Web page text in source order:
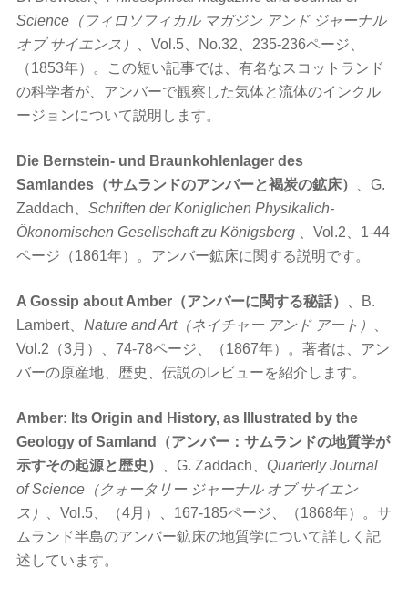
Science（フィロソフィカル マガジン アンド ジャーナル
オブ サイエンス）
、Vol.5、No.32、235-236ページ、
（1853年）。この短い記事では、有名なスコットランド
の科学者が、アンバーで観察した気体と流体のインクル
ージョンについて説明します。
Die Bernstein- und Braunkohlenlager des
Samlandes（サムランドのアンバーと褐炭の鉱床）
、G.
Zaddach、 Schriften der Koniglichen Physikalich-
Ökonomischen Gesellschaft zu Königsberg
、Vol.2、1-44
ページ（1861年）。アンバー鉱床に関する説明です。
A Gossip about Amber（アンバーに関する秘話）
、B.
Lambert、 Nature and Art（ネイチャー アンド アート）
Vol.2（3月）、74-78ページ、（1867年）。著者は、アン
バーの原産地、歴史、伝説のレビューを紹介します。
Amber: Its Origin and History, as Illustrated by the
Geology of Samland（アンバー：サムランドの地質学が
示すその起源と歴史）
、G. Zaddach、 Quarterly Journal
of Science（クォータリー ジャーナル オブ サイエン
ス）
、Vol.5、（4月）、167-185ページ、（1868年）。サ
ムランド半島のアンバー鉱床の地質学について詳しく記
述しています。